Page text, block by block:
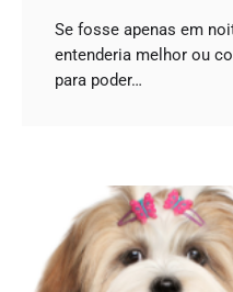
Se fosse apenas em
entenderia melhor ou
para poder…